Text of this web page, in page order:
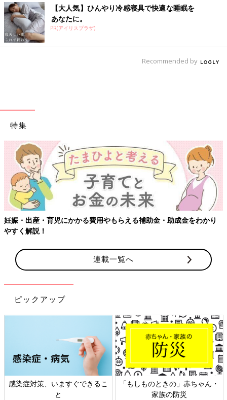
【大人気】ひんやり冷感寝具で快適な睡眠を
あなたに。
PR(アイリスプラザ)
Recommended by
特集
妊娠・出産・育児にかかる費用やもらえる補助金・助成金をわかり
やすく解説！
連載一覧へ
ピックアップ
感染症対策、いますぐできるこ
と
「もしものときの」赤ちゃん・
家族の防災